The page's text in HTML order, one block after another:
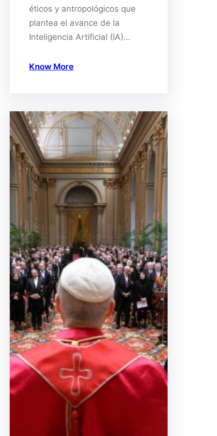
éticos y antropológicos que
plantea el avance de la
Inteligencia Artificial (IA)…
Know More